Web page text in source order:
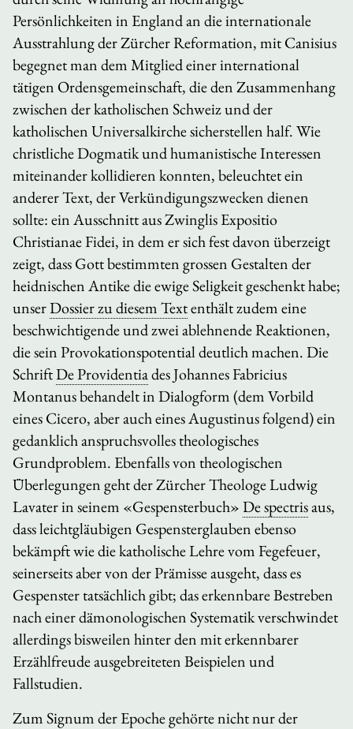
Persönlichkeiten in England an die internationale
Ausstrahlung der Zürcher Reformation, mit Canisius
begegnet man dem Mitglied einer international
tätigen Ordensgemeinschaft, die den Zusammenhang
zwischen der katholischen Schweiz und der
katholischen Universalkirche sicherstellen half. Wie
christliche Dogmatik und humanistische Interessen
miteinander kollidieren konnten, beleuchtet ein
anderer Text, der Verkündigungszwecken dienen
sollte: ein Ausschnitt aus ZwinglisExpositio
Christianae Fidei, in dem er sich fest davon überzeigt
zeigt, dass Gott bestimmten grossen Gestalten der
heidnischen Antike die ewige Seligkeit geschenkt habe;
unserDossier zu diesem Textenthält zudem eine
beschwichtigende und zwei ablehnende Reaktionen,
die sein Provokationspotential deutlich machen. Die
SchriftDe Providentiades Johannes Fabricius
Montanus behandelt in Dialogform (dem Vorbild
eines Cicero, aber auch eines Augustinus folgend) ein
gedanklich anspruchsvolles theologisches
Grundproblem. Ebenfalls von theologischen
Überlegungen geht der Zürcher Theologe Ludwig
Lavater in seinem «Gespensterbuch»De spectrisaus,
dass leichtgläubigen Gespensterglauben ebenso
bekämpft wie die katholische Lehre vom Fegefeuer,
seinerseits aber von der Prämisse ausgeht, dass es
Gespenster tatsächlich gibt; das erkennbare Bestreben
nach einer dämonologischen Systematik verschwindet
allerdings bisweilen hinter den mit erkennbarer
Erzählfreude ausgebreiteten Beispielen und
Fallstudien.
Zum Signum der Epoche gehörte nicht nur der